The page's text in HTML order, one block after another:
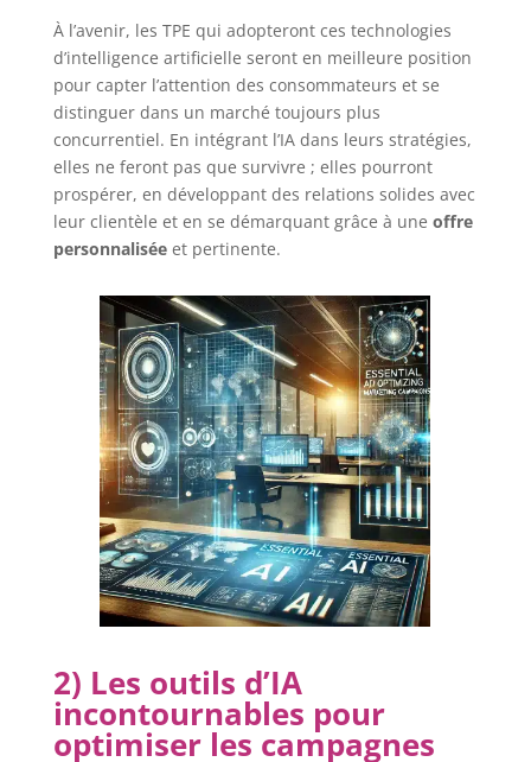
À l’avenir, les TPE qui adopteront ces technologies
d’intelligence artificielle seront en meilleure position
pour capter l’attention des consommateurs et se
distinguer dans un marché toujours plus
concurrentiel. En intégrant l’IA dans leurs stratégies,
elles ne feront pas que survivre ; elles pourront
prospérer, en développant des relations solides avec
leur clientèle et en se démarquant grâce à une offre
personnaliséeet pertinente.
2) Les outils d’IA
incontournables pour
optimiser les campagnes